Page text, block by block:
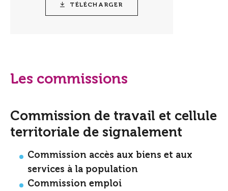
TÉLÉCHARGER
Les commissions
Commission de travail et cellule
territoriale de signalement
Commission accès aux biens et aux
services à la population
Commission emploi